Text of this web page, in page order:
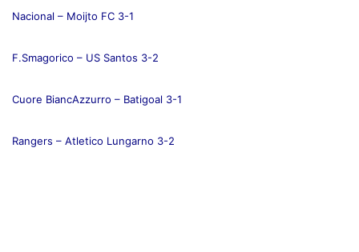
Nacional – Moijto FC 3-1
F.Smagorico – US Santos 3-2
Cuore BiancAzzurro – Batigoal 3-1
Rangers – Atletico Lungarno 3-2